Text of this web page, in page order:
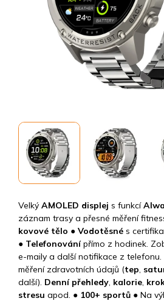
Velký AMOLED displej s funkcí
záznam trasy a přesné měření
kovové tělo ● Vodotěsné s
● Telefonovánípřímo z hodinek.
e-maily a další notifikace z telefonu.
měření zdravotních údajů (tep,
další). Denní přehledy, kalorie,
stresu apod. ● 100+ sportů ● Na